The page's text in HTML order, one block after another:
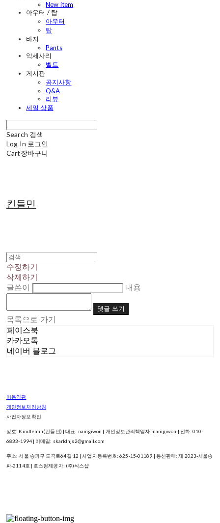
New item
아우터 / 탑
아우터
탑
바지
Pants
악세사리
벨트
게시판
공지사항
Q&A
리뷰
세일 상품
Search 검색
Log In 로그인
Cart장바구니
킨들민
수정하기
삭제하기
글쓴이
내용
댓글 쓰기
목록으로 가기
페이스북
카카오톡
네이버 블로그
이용약관
개인정보처리방침
사업자정보확인
상호: Kindlemin(킨들민) | 대표: namgiwon | 개인정보관리책임자: namgiwon | 전화: 010-
6833-1994 | 이메일: skarldnjs2@gmail.com
주소: 서울 송파구 도곡로64길 12 | 사업자등록번호:625-15-01189 | 통신판매:제 2023-서울송
파-2114호 | 호스팅제공자: (주)식스샵